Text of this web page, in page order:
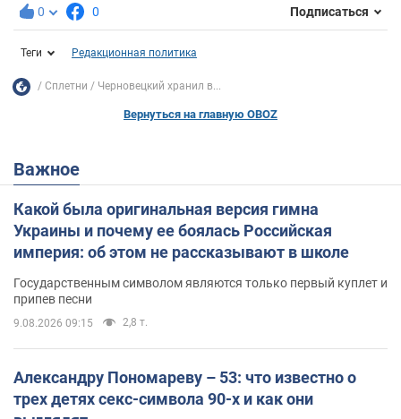
0 0 Подписаться
Теги Редакционная политика
Сплетни Черновецкий хранил в...
Вернуться на главную OBOZ
Важное
Какой была оригинальная версия гимна
Украины и почему ее боялась Российская
империя: об этом не рассказывают в школе
Государственным символом являются только первый куплет и
припев песни
9.08.2026 09:15 2,8 т.
Александру Пономареву – 53: что известно о
трех детях секс-символа 90-х и как они